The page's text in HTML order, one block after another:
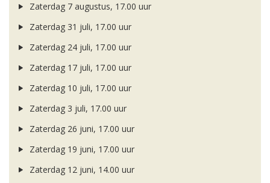
Zaterdag 7 augustus, 17.00 uur
Zaterdag 31 juli, 17.00 uur
Zaterdag 24 juli, 17.00 uur
Zaterdag 17 juli, 17.00 uur
Zaterdag 10 juli, 17.00 uur
Zaterdag 3 juli, 17.00 uur
Zaterdag 26 juni, 17.00 uur
Zaterdag 19 juni, 17.00 uur
Zaterdag 12 juni, 14.00 uur